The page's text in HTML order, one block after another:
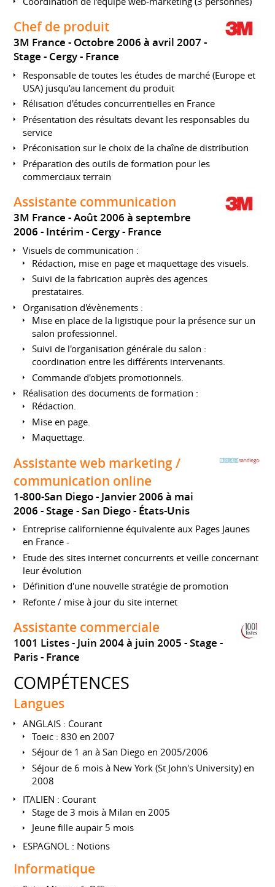
Chef de produit
3M France
Octobre 2006 à avril 2007
Stage
Cergy France
Responsable de toutes les études de marché (Europe et
USA) jusqu’au lancement du produit
Rélisation d'études concurrentielles en France
Présentation des résultats devant les responsables du
service
Préconisation sur le choix de la chaîne de distribution
Préparation des outils de formation pour les
commerciaux terrain
Assistante communication
3M France
Août 2006 à septembre
2006 Intérim Cergy France
Visuels de communication :
Rédaction, mise en page et maquettage des visuels.
Suivi de la fabrication auprès des agences
prestataires.
Organisation d'évènements :
Mise en place de la ligistique pour la présence sur un
salon professionnel.
Suivi de l'organisation générale du salon :
coordination entre les différents intervenants.
Commande d'objets promotionnels.
Réalisation des documents de formation :
Rédaction.
Mise en page.
Maquettage.
Assistante web marketing /
communication online
1-800-San Diego
Janvier 2006 à mai
2006 Stage San Diego États-Unis
Entreprise californienne équivalente aux Pages Jaunes
en France -
Etude des sites internet concurrents et veille concernant
leur évolution
Définition d'une nouvelle stratégie de promotion
Refonte / mise à jour du site internet
Assistante commerciale
1001 Listes Juin 2004 à juin 2005 Stage
Paris
France
COMPÉTENCES
Langues
ANGLAIS : Courant
Toeic : 830 en 2007
Séjour de 1 an à San Diego en 2005/2006
Séjour de 6 mois à New York (St John's University) en
2008
ITALIEN : Courant
Stage de 3 mois à Milan en 2005
Jeune fille aupair 5 mois
ESPAGNOL : Notions
Informatique